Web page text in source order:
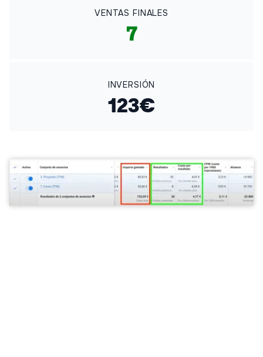
VENTAS FINALES
7
INVERSIÓN
123€